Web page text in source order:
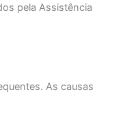
pela Assistência
As causas